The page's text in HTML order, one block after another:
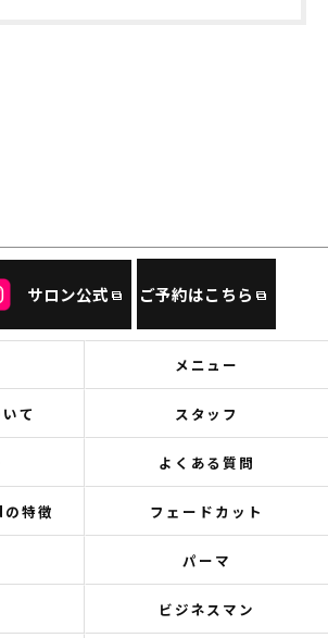
サロン公式 ご予約はこちら
メニュー
て スタッフ
よくある質問
の特徴 フェードカット
パーマ
ビジネスマン